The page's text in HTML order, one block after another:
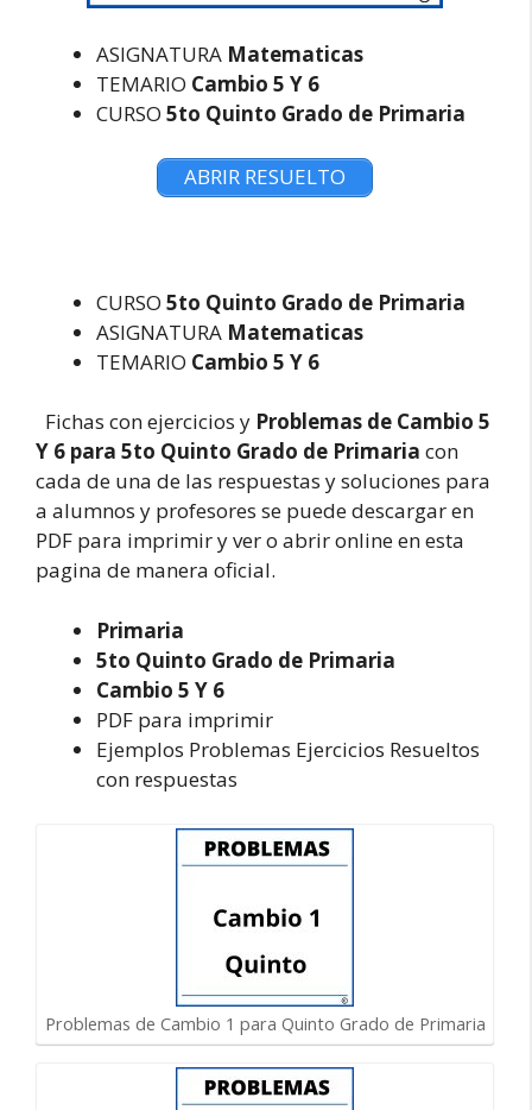
ASIGNATURA Matematicas
TEMARIO Cambio 5 Y 6
CURSO 5to Quinto Grado de Primaria
ABRIR RESUELTO
CURSO 5to Quinto Grado de Primaria
ASIGNATURA Matematicas
TEMARIO Cambio 5 Y 6
Fichas con ejercicios y Problemas de Cambio 5
Y 6 para 5to Quinto Grado de Primaria con
cada de una de las respuestas y soluciones para
a alumnos y profesores se puede descargar en
PDF para imprimir y ver o abrir online en esta
pagina de manera oficial.
Primaria
5to Quinto Grado de Primaria
Cambio 5 Y 6
PDF para imprimir
Ejemplos Problemas Ejercicios Resueltos
con respuestas
Problemas de Cambio 1 para Quinto Grado de Primaria